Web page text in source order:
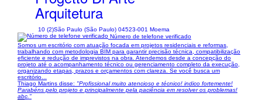
Arquitetura
10 (2)São Paulo (São Paulo) 04523-001 Moema
Número de telefone verificado
Somos um escritório com atuação focada em projetos residenciais e reformas,
trabalhando com metodologia BIM para garantir precisão técnica, compatibilização
eficiente e redução de imprevistos na obra. Atendemos desde a concepção do
projeto até o acompanhamento técnico ou gerenciamento completo da execução,
organizando etapas, prazos e orçamentos com clareza. Se você busca um
escritório...
Thiago Martins disse: "Profissional muito atencioso e técnico! indico fortemente!
Parabéns pelo projeto e principalmente pela paciência em resolver os problemas!
abc."